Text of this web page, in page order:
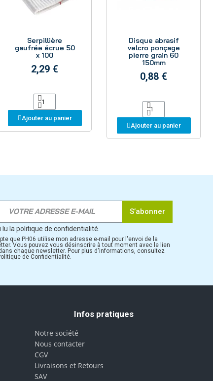
Serpillière
gaufrée écrue 50
x 100
2,29 €
Ajouter au panier
Disque abrasif
velcro ponçage
pierre grain 60
150mm
0,88 €
Ajouter au panier
S’abonner
lu la politique de confidentialité.
que PH06 utilise mon adresse e-mail pour l'envoi de la
Vous pouvez vous désinscrire à tout moment avec le lien
chaque newsletter. Pour plus d'informations, consultez
de Confidentialité.
Infos pratiques
Notre société
Nous contacter
CGV
Livraisons et Retours
SAV